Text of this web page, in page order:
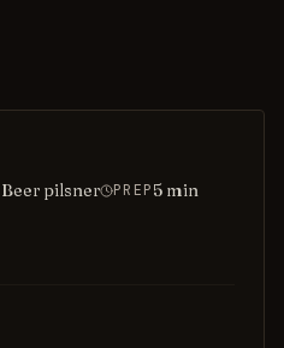
Beer pilsner PREP5 min